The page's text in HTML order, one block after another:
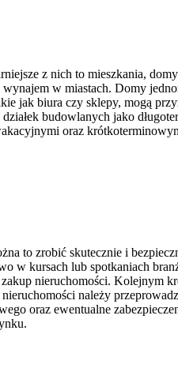
z nich to mieszkania,
w miastach. Domy
jak biura czy sklepy, mogą
budowlanych jako
oraz
to zrobić skutecznie i
w kursach lub spotkaniach
nieruchomości. Kolejnym
należy
oraz ewentualne